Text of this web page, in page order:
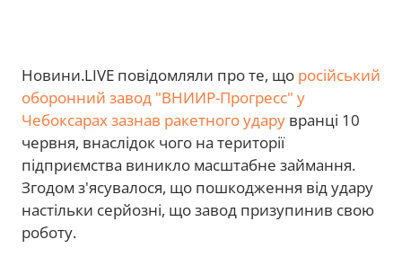
Новини.LIVE повідомляли про те, що російський
оборонний завод "ВНИИР-Прогресс" у
Чебоксарах зазнав ракетного удару вранці 10
червня, внаслідок чого на території
підприємства виникло масштабне займання.
Згодом з'ясувалося, що пошкодження від удару
настільки серйозні, що завод призупинив свою
роботу.